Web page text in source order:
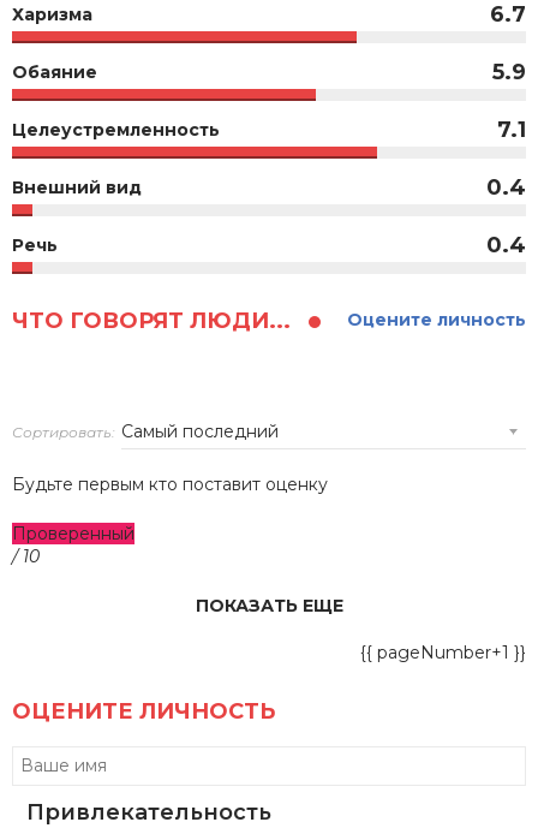
Харизма 6.7
Обаяние 5.9
Целеустремленность 7.1
Внешний вид 0.4
Речь 0.4
ЧТО ГОВОРЯТ ЛЮДИ... Оцените личность
Сортировать:
Будьте первым кто поставит оценку
Проверенный
/ 10
ПОКАЗАТЬ ЕЩЕ
{{ pageNumber+1 }}
ОЦЕНИТЕ ЛИЧНОСТЬ
Привлекательность